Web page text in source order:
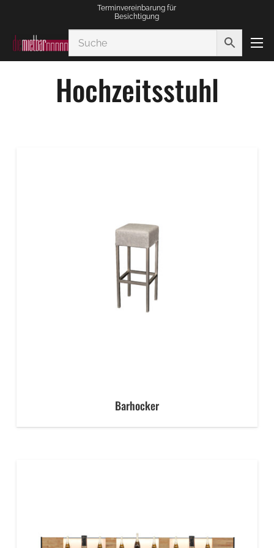
Terminvereinbarung für
Besichtigung
Hochzeitsstuhl
Barhocker